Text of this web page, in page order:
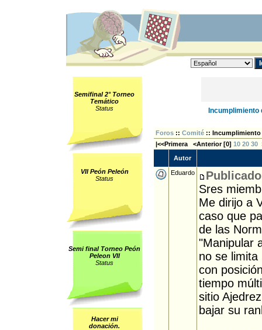
Semifinal 2° Torneo
Temático
Status
VII Peón Peleón
Status
Semi final Torneo Peón
Peleon VII
Status
Hacer mi
donación.
Foros:: Comité:: Incumplimiento
|<<Primera <Anterior [0] 10 20 30
Autor
Eduardo
Sres
Me dirijo a
caso que
de las
"Manipular
no se limita
con
tiempo
sitio
bajar su